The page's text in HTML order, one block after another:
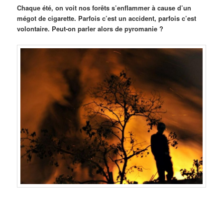
Chaque été, on voit nos forêts s’enflammer à cause d’un
mégot de cigarette. Parfois c’est un accident, parfois c’est
volontaire. Peut-on parler alors de pyromanie ?